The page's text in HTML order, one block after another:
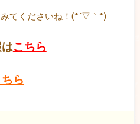
てくださいね！(*´▽｀*)
こちら
ら